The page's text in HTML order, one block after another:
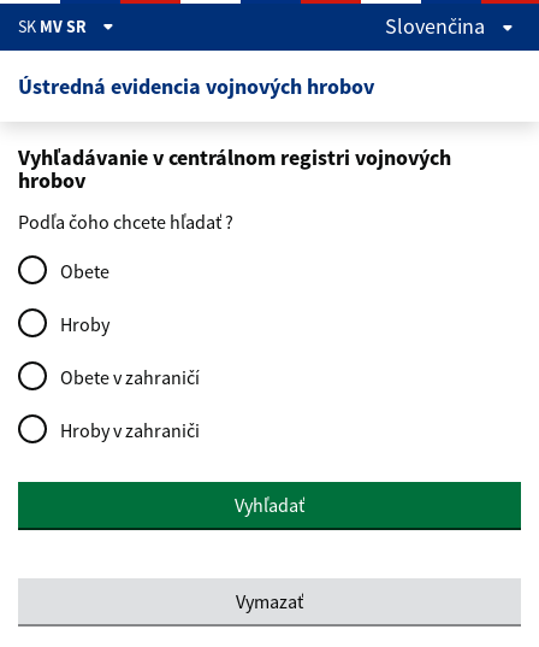
Skočiť na hlavný obsah
SK MV SR Slovenčina
Ústredná evidencia vojnových hrobov
Vyhľadávanie v centrálnom registri vojnových
hrobov
Podľa čoho chcete hľadať ?
Obete
Hroby
Obete v zahraničí
Hroby v zahraniči